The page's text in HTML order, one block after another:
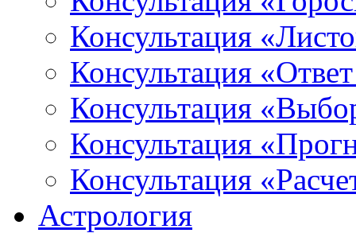
Консультация
Консультация
Консультация
Консультация
Консультация
Астрология